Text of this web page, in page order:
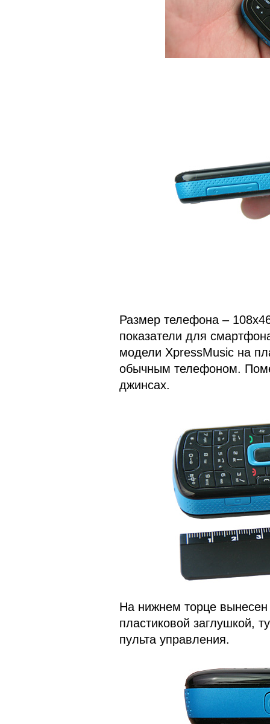
Размер телефона –
показатели для
модели XpressMusic на
обычным телефоном.
джинсах.
На нижнем торце
пластиковой заглушкой,
пульта управления.